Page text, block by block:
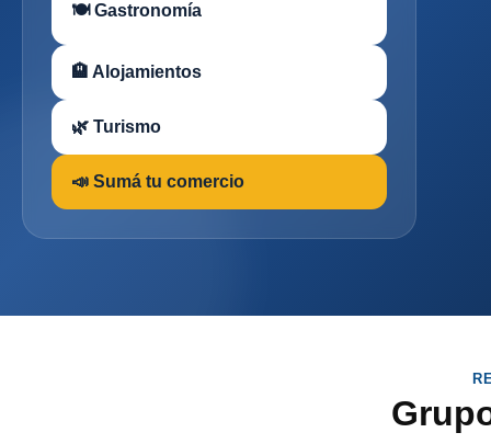
🍽 Gastronomía
🏨 Alojamientos
🌿 Turismo
📣 Sumá tu comercio